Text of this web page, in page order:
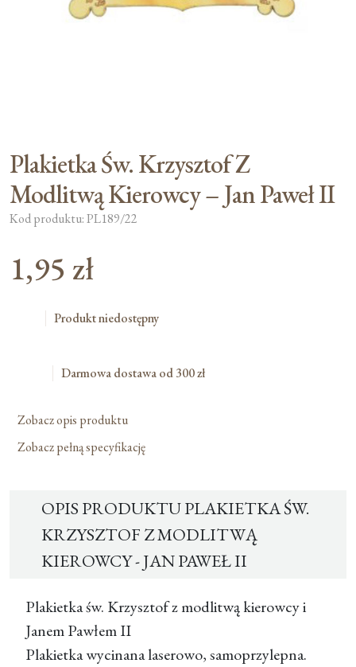
Plakietka Św. Krzysztof Z
Modlitwą Kierowcy – Jan Paweł II
Kod produktu: PL189/22
1,95 zł
Produkt niedostępny
Darmowa dostawa od 300 zł
Zobacz opis produktu
Zobacz pełną specyfikację
OPIS PRODUKTU PLAKIETKA ŚW.
KRZYSZTOF Z MODLITWĄ
KIEROWCY - JAN PAWEŁ II
Plakietka św. Krzysztof z modlitwą kierowcy i
Janem Pawłem II
Plakietka wycinana laserowo, samoprzylepna.